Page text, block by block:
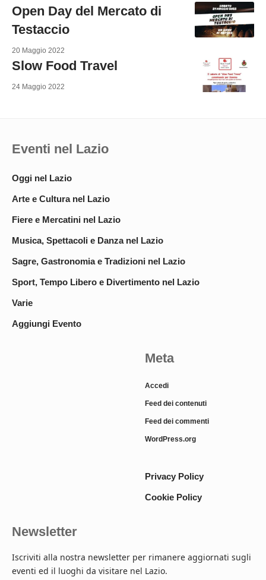
Open Day del Mercato di
Testaccio
20 Maggio 2022
Slow Food Travel
24 Maggio 2022
Eventi nel Lazio
Oggi nel Lazio
Arte e Cultura nel Lazio
Fiere e Mercatini nel Lazio
Musica, Spettacoli e Danza nel Lazio
Sagre, Gastronomia e Tradizioni nel Lazio
Sport, Tempo Libero e Divertimento nel Lazio
Varie
Aggiungi Evento
Meta
Accedi
Feed dei contenuti
Feed dei commenti
WordPress.org
Privacy Policy
Cookie Policy
Newsletter
Iscriviti alla nostra newsletter per rimanere aggiornati sugli
eventi ed il luoghi da visitare nel Lazio.